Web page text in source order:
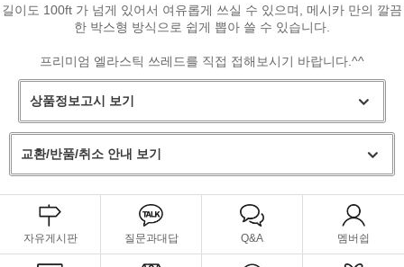
페이코 ID로
PAYCO 바로
길이도 100ft 가 넘게 있어서 여유롭게 쓰실 수 있으며, 메시카 만의 깔끔
한 박스형 방식으로 쉽게 뽑아 쓸 수 있습니다.
프리미엄 엘라스틱 쓰레드를 직접 접해보시기 바랍니다.^^
상품정보고시 보기
교환/반품/취소 안내 보기
자유게시판 질문과대답 Q&A 멤버쉽